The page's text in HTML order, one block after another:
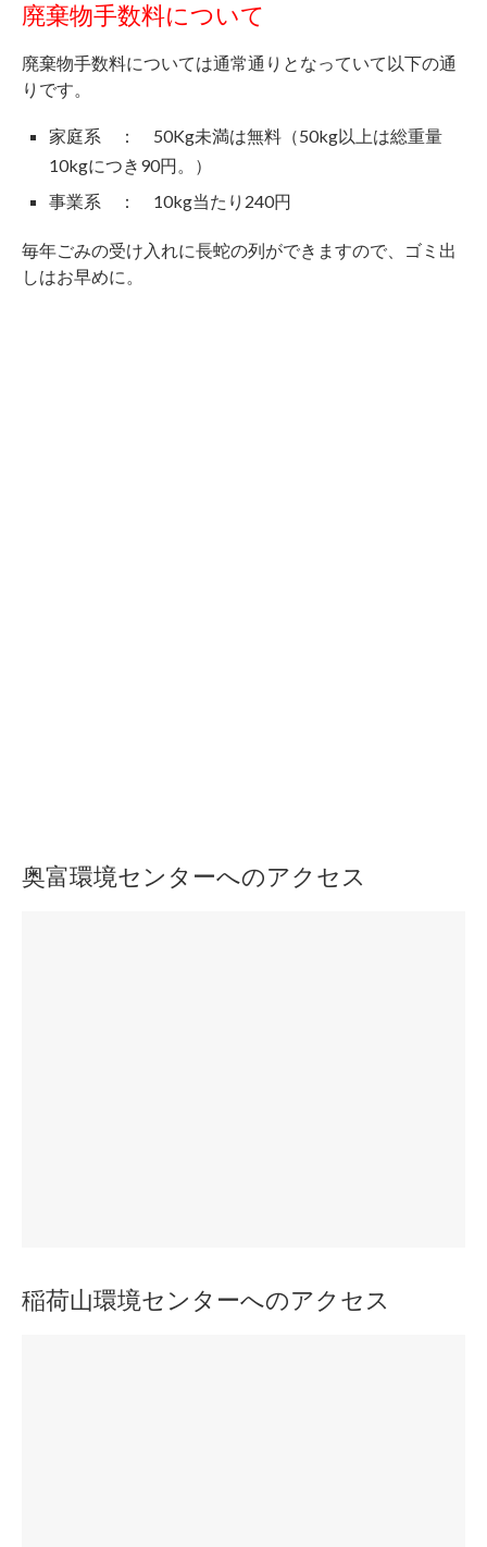
廃棄物手数料について
廃棄物手数料については通常通りとなっていて以下の通
りです。
家庭系 ： 50Kg未満は無料（50kg以上は総重量
10kgにつき90円。）
事業系 ： 10kg当たり240円
毎年ごみの受け入れに長蛇の列ができますので、ゴミ出
しはお早めに。
奥富環境センターへのアクセス
稲荷山環境センターへのアクセス